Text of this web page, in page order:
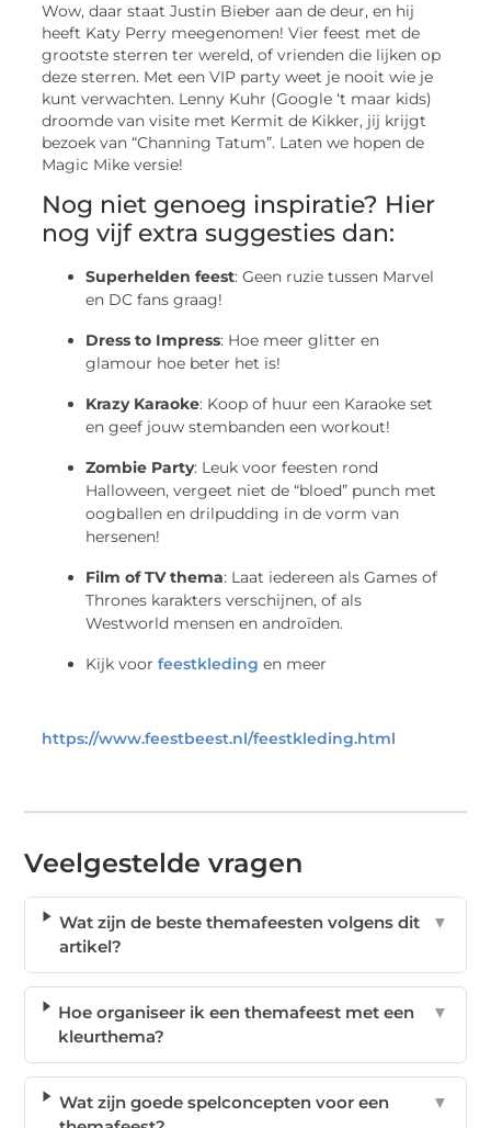
Wow, daar staat Justin Bieber aan de deur, en hij
heeft Katy Perry meegenomen! Vier feest met de
grootste sterren ter wereld, of vrienden die lijken op
deze sterren. Met een VIP party weet je nooit wie je
kunt verwachten. Lenny Kuhr (Google ‘t maar kids)
droomde van visite met Kermit de Kikker, jij krijgt
bezoek van “Channing Tatum”. Laten we hopen de
Magic Mike versie!
Nog niet genoeg inspiratie? Hier
nog vijf extra suggesties dan:
Superhelden feest: Geen ruzie tussen Marvel
en DC fans graag!
Dress to Impress: Hoe meer glitter en
glamour hoe beter het is!
Krazy Karaoke: Koop of huur een Karaoke set
en geef jouw stembanden een workout!
Zombie Party: Leuk voor feesten rond
Halloween, vergeet niet de “bloed” punch met
oogballen en drilpudding in de vorm van
hersenen!
Film of TV thema: Laat iedereen als Games of
Thrones karakters verschijnen, of als
Westworld mensen en androïden.
Kijk voorfeestkleding en meer
https://www.feestbeest.nl/feestkleding.html
Veelgestelde vragen
Wat zijn de beste themafeesten volgens dit
artikel?
▼
Hoe organiseer ik een themafeest met een
kleurthema?
▼
Wat zijn goede spelconcepten voor een
▼